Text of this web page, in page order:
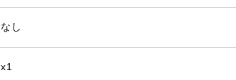
なし
x1